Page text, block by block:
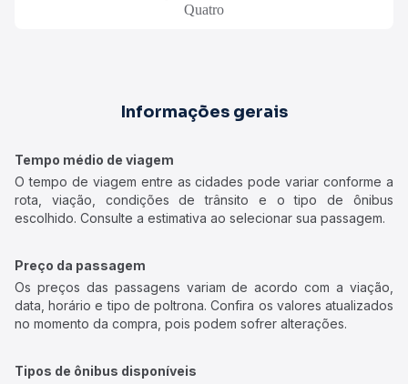
Quatro
Informações gerais
Tempo médio de viagem
O tempo de viagem entre as cidades pode variar conforme a
rota, viação, condições de trânsito e o tipo de ônibus
escolhido. Consulte a estimativa ao selecionar sua passagem.
Preço da passagem
Os preços das passagens variam de acordo com a viação,
data, horário e tipo de poltrona. Confira os valores atualizados
no momento da compra, pois podem sofrer alterações.
Tipos de ônibus disponíveis